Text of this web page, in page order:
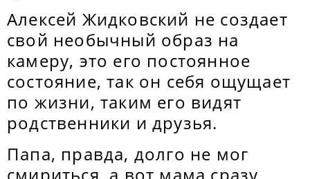
Алексей Жидковский не создает
свой необычный образ на
камеру, это его постоянное
состояние, так он себя ощущает
по жизни, таким его видят
родственники и друзья.
Папа, правда, долго не мог